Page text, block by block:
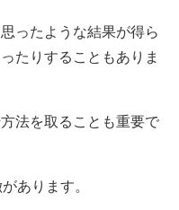
ったような結果が得ら
たりすることもありま
法を取ることも重要で
あります。